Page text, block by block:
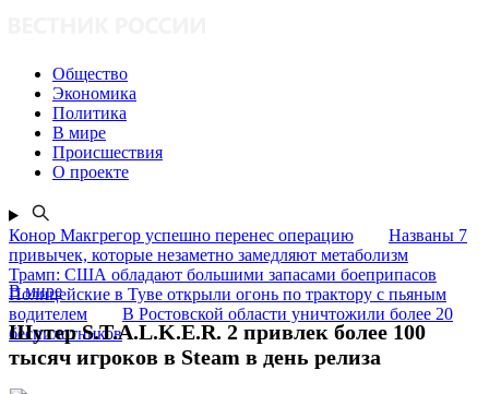
Общество
Экономика
Политика
В мире
Происшествия
О проекте
Конор Макгрегор успешно перенес операцию
Названы 7
привычек, которые незаметно замедляют метаболизм
Трамп: США обладают большими запасами боеприпасов
Полицейские в Туве открыли огонь по трактору с пьяным
водителем
В Ростовской области уничтожили более 20
беспилотников
В мире
Шутер S.T.A.L.K.E.R. 2 привлек более 100
тысяч игроков в Steam в день релиза